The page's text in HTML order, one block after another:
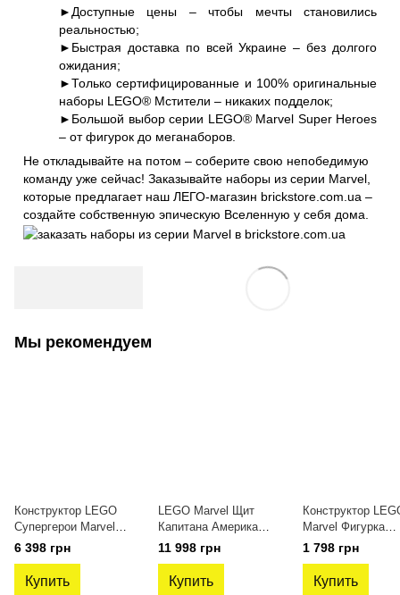
►Доступные цены – чтобы мечты становились
реальностью;
►Быстрая доставка по всей Украине – без долгого
ожидания;
►Только сертифицированные и 100% оригинальные
наборы LEGO® Мстители – никаких подделок;
►Большой выбор серии LEGO® Marvel Super Heroes
– от фигурок до меганаборов.
Не откладывайте на потом – соберите свою непобедимую
команду уже сейчас! Заказывайте наборы из серии Marvel,
которые предлагает наш ЛЕГО-магазин brickstore.com.ua –
создайте собственную эпическую Вселенную у себя дома.
Мы рекомендуем
Конструктор LEGO
Супергерои Marvel
Перчатка
бесконечности 76191
6 398 грн
Купить
LEGO Marvel Щит
Капитана Америка
76262
11 998 грн
Купить
Конструктор
Marvel Фигурка
Зеленого гоблина
1 798 грн
Купить